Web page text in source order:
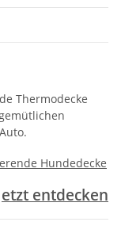
Thermodecke
entdecken